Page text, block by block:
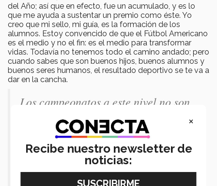
del Año; así que en efecto, fue un acumulado, y es lo
que me ayuda a sustentar un premio como éste. Yo
creo que mi sello, mi guía, es la formación de los
alumnos. Estoy convencido de que el Fútbol Americano
es el medio y no el fin: es el medio para transformar
vidas. Todavía no tenemos todo el camino andado; pero
cuando sabes que son buenos hijos, buenos alumnos y
buenos seres humanos, el resultado deportivo se te va a
dar en la cancha.
Los campeonatos a este nivel no son
casualidad, son conscuencia de
muchos factores atrás. Entonces,
cuando estás más preocupado porque
traes problemas en tu equipo como
calificaciones o disciplina, se te va a
×
Recibe nuestro newsletter de
noticias: